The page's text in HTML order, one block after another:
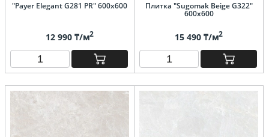
"Payer Elegant G281 PR" 600х600
12 990 ₸/м2
Плитка "Sugomak Beige G322"
600х600
15 490 ₸/м2